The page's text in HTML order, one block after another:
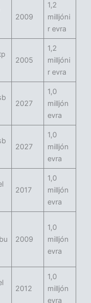
2009
1,2
milljóni
r evra
2005
1,2
milljóni
r evra
2027
1,0
milljón
evra
2027
1,0
milljón
evra
2017
1,0
milljón
evra
2009
1,0
milljón
evra
2012
1,0
milljón
evra